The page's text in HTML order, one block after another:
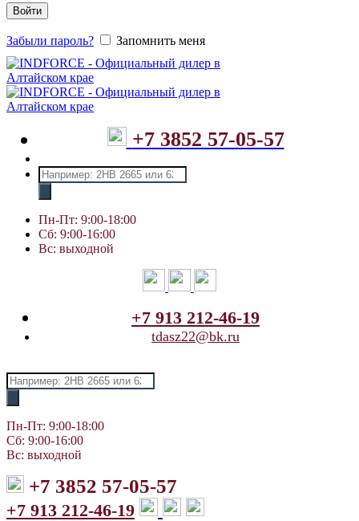
Войти
Забыли пароль? Запомнить меня
+7 3852 57-05-57
Поиск
товаров
Пн-Пт: 9:00-18:00
Сб: 9:00-16:00
Вс: выходной
+7 913 212-46-19
tdasz22@bk.ru
Поиск
товаров
Пн-Пт: 9:00-18:00
Сб: 9:00-16:00
Вс: выходной
+7 3852 57-05-57
+7 913 212-46-19